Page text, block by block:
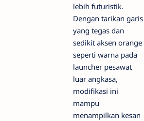
lebih futuristik.
Dengan tarikan garis
yang tegas dan
sedikit aksen orange
seperti warna pada
launcher pesawat
luar angkasa,
modifikasi ini
mampu
menampilkan kesan